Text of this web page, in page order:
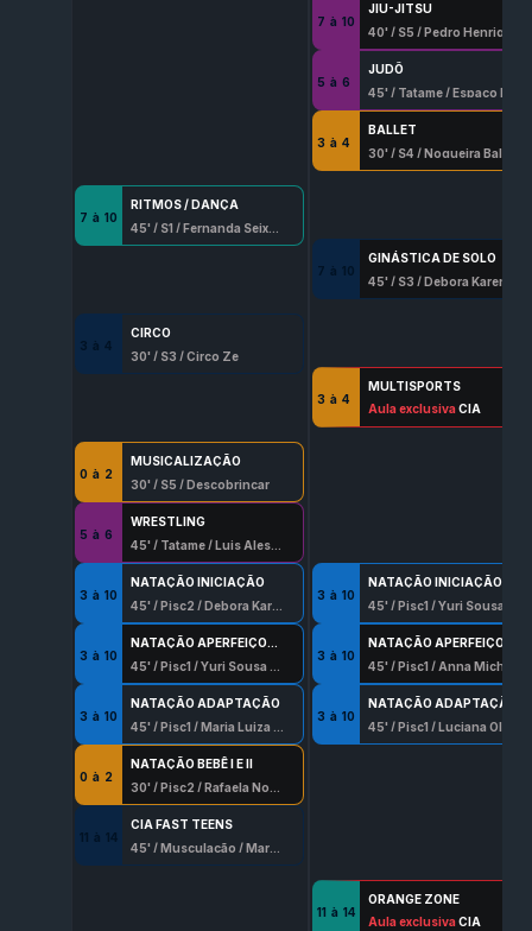
RITMOS / DANÇA
7 à 10
45' / S1 /Fernanda Seixo Lopes
CIRCO
3 à 4
30' / S3 /Circo Ze
MUSICALIZAÇÃO
0 à 2
30' / S5 /Descobrincar
WRESTLING
5 à 6
45' / Tatame/Luis Alessandro Hernadez
NATAÇÃO INICIAÇÃO
3 à 10
45' /Pisc2 /Debora Karen Silva
NATAÇÃO APERFEIÇOAMENTO
3 à 10
45' /Pisc1 /Yuri Sousa Rocha
NATAÇÃO ADAPTAÇÃO
3 à 10
45' /Pisc1 /Maria Luiza Garcia
NATAÇÃO BEBÊ I E II
0 à 2
30' /Pisc2 /Rafaela Novaes 8056 G/Df
CIA FAST TEENS
11 à 14
45' /Musculação /Marcos Vasconcelos Aguirres
JIU-JITSU
7 à 10
40' / S5 /Pedro Henrique Ferreira
JUDÔ
5 à 6
45' / Tatame/Espaço Marques Judo
BALLET
3 à 4
30' / S4 /Nogueira Ballet
GINÁSTICA DE SOLO
7 à 10
45' / S3 /Debora Karen Silva
MULTISPORTS
3 à 4
30' /Qd/Jr Integração Esportiva
Aula exclusivaCIA
NATAÇÃO INICIAÇÃO
3 à 10
45' /Pisc1 /Yuri Sousa Rocha
3 à 10
45' /Pisc1 / Anna Michelly Lopes
NATAÇÃO ADAPTAÇÃO
3 à 10
45' /Pisc1 /Luciana Oliveira Pinto
ORANGE ZONE
11 à 14
45' /S2/Pedro Henrique Ferreira
Aula exclusivaCIA